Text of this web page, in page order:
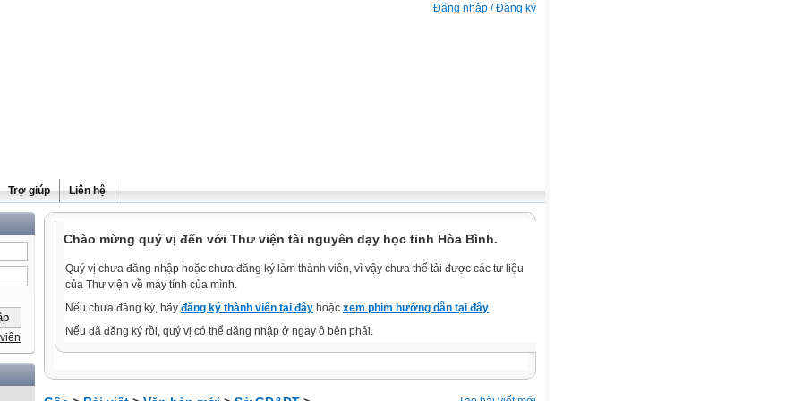
Đăng nhập / Đăng ký
Trợ giúp Liên hệ
Chào mừng quý vị đến với Thư viện tài nguyên dạy học tỉnh Hòa Bình.
Quý vị chưa đăng nhập hoặc chưa đăng ký làm thành viên, vì vậy chưa thể tải được các tư liệu
của Thư viện về máy tính của mình.
Nếu chưa đăng ký, hãy đăng ký thành viên tại đây hoặc xem phim hướng dẫn tại đây
Nếu đã đăng ký rồi, quý vị có thể đăng nhập ở ngay ô bên phải.